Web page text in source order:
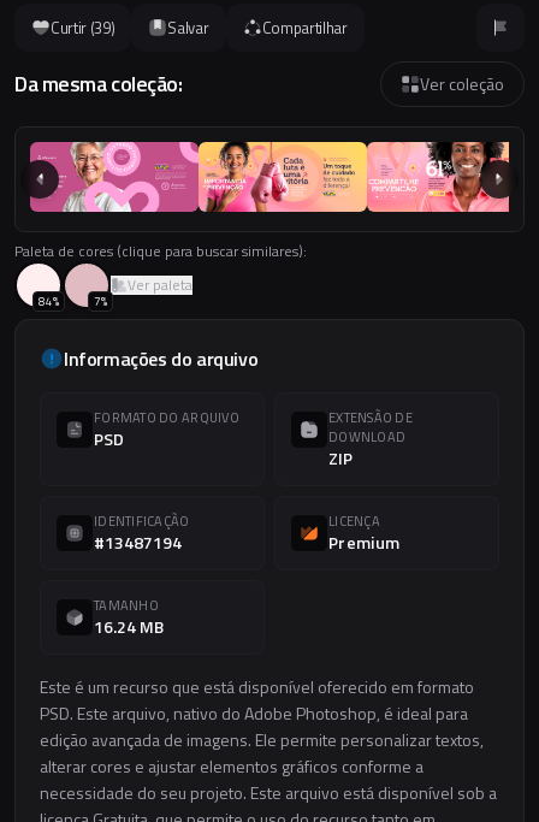
Da mesma coleção: Ver coleção
Curtir (39) Salvar Compartilhar
Paleta de cores (clique para buscar similares):
84% 7%
Ver paleta
Informações do arquivo
FORMATO DO ARQUIVO
PSD
EXTENSÃO DE
DOWNLOAD
ZIP
IDENTIFICAÇÃO
#13487194
LICENÇA
Premium
TAMANHO
16.24 MB
Este é um recurso que está disponível oferecido em formato
PSD. Este arquivo, nativo do Adobe Photoshop, é ideal para
edição avançada de imagens. Ele permite personalizar textos,
alterar cores e ajustar elementos gráficos conforme a
necessidade do seu projeto. Este arquivo está disponível sob a